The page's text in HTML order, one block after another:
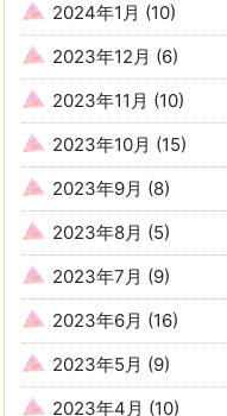
2024年1月 (10)
2023年12月 (6)
2023年11月 (10)
2023年10月 (15)
2023年9月 (8)
2023年8月 (5)
2023年7月 (9)
2023年6月 (16)
2023年5月 (9)
2023年4月 (10)